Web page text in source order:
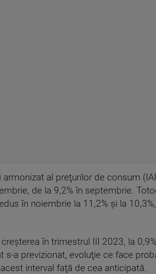
al preţurilor de consum
de la 9,2% în septembrie.
în noiembrie la 11,2% şi la
în trimestrul III 2023, la
a previzionat, evoluţie ce face
interval faţă de cea anticipată.